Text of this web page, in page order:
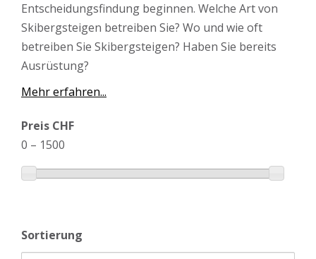
Entscheidungsfindung beginnen. Welche Art von
Skibergsteigen betreiben Sie? Wo und wie oft
betreiben Sie Skibergsteigen? Haben Sie bereits
Ausrüstung?
Mehr erfahren...
Preis CHF
0 – 1500
Sortierung